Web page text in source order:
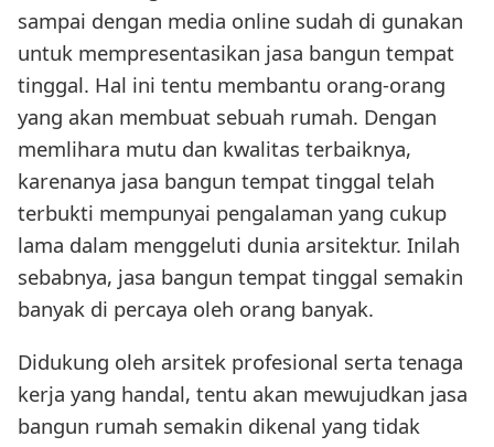
sampai dengan media online sudah di gunakan
untuk mempresentasikan jasa bangun tempat
tinggal. Hal ini tentu membantu orang-orang
yang akan membuat sebuah rumah. Dengan
memlihara mutu dan kwalitas terbaiknya,
karenanya jasa bangun tempat tinggal telah
terbukti mempunyai pengalaman yang cukup
lama dalam menggeluti dunia arsitektur. Inilah
sebabnya, jasa bangun tempat tinggal semakin
banyak di percaya oleh orang banyak.
Didukung oleh arsitek profesional serta tenaga
kerja yang handal, tentu akan mewujudkan jasa
bangun rumah semakin dikenal yang tidak